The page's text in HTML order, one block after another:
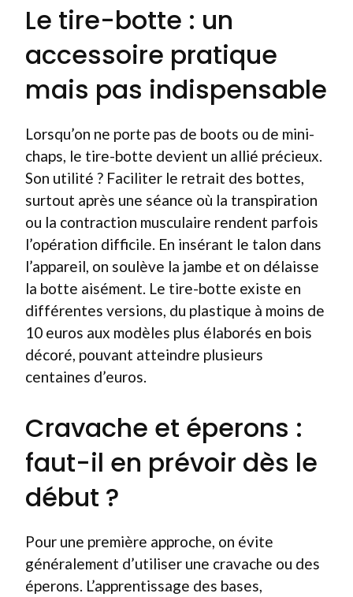
Le tire-botte : un
accessoire pratique
mais pas indispensable
Lorsqu’on ne porte pas de boots ou de mini-
chaps, le tire-botte devient un allié précieux.
Son utilité ? Faciliter le retrait des bottes,
surtout après une séance où la transpiration
ou la contraction musculaire rendent parfois
l’opération difficile. En insérant le talon dans
l’appareil, on soulève la jambe et on délaisse
la botte aisément. Le tire-botte existe en
différentes versions, du plastique à moins de
10 euros aux modèles plus élaborés en bois
décoré, pouvant atteindre plusieurs
centaines d’euros.
Cravache et éperons :
faut-il en prévoir dès le
début ?
Pour une première approche, on évite
généralement d’utiliser une cravache ou des
éperons. L’apprentissage des bases,